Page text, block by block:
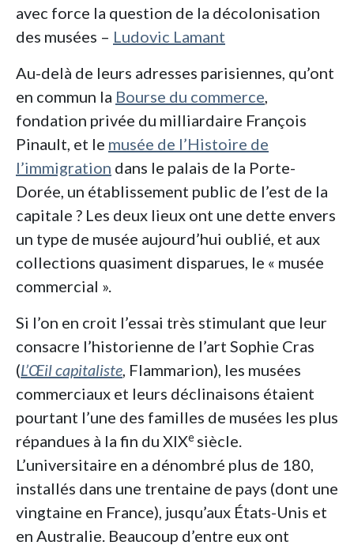
avec force la question de la décolonisation
des musées – Ludovic Lamant
Au-delà de leurs adresses parisiennes, qu’ont
en commun la Bourse du commerce,
fondation privée du milliardaire François
Pinault, et le musée de l’Histoire de
l’immigration dans le palais de la Porte-
Dorée, un établissement public de l’est de la
capitale ? Les deux lieux ont une dette envers
un type de musée aujourd’hui oublié, et aux
collections quasiment disparues, le « musée
commercial ».
Si l’on en croit l’essai très stimulant que leur
consacre l’historienne de l’art Sophie Cras
(L’Œil capitaliste, Flammarion), les musées
commerciaux et leurs déclinaisons étaient
pourtant l’une des familles de musées les plus
répandues à la fin du XIXe siècle.
L’universitaire en a dénombré plus de 180,
installés dans une trentaine de pays (dont une
vingtaine en France), jusqu’aux États-Unis et
en Australie. Beaucoup d’entre eux ont